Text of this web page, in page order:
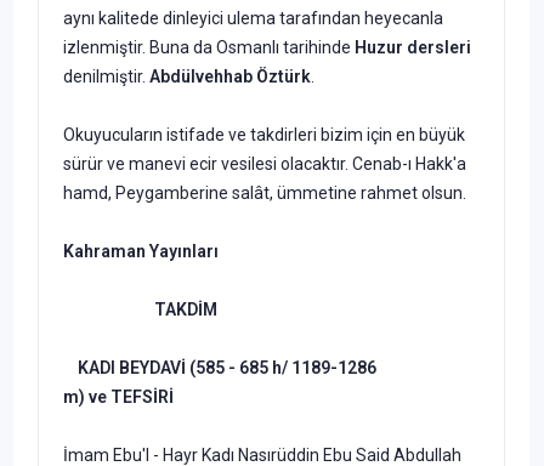
aynı kalitede dinleyici ulema tarafından heyecanla
izlenmiştir. Buna da Osmanlı tarihinde Huzur dersleri
denilmiştir. Abdülvehhab Öztürk
Okuyucuların istifade ve takdirleri bizim için en büyük
sürür ve manevi ecir vesilesi olacaktır. Cenab-ı Hakk'a
hamd, Peygamberine salât, ümmetine rahmet olsun.
Kahraman Yayınları
TAKDİM
KADI BEYDAVİ (585 - 685 h/ 1189-1286
m) ve TEFSİRİ
İmam Ebu'l - Hayr Kadı Nasırüddin Ebu Said Abdullah